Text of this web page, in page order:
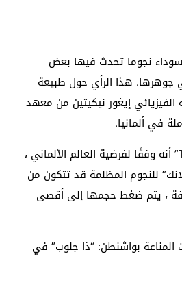
نجوما تحدث فيها بعض
جوهرها. هذا الرأي حول طبيعة
الفيزيائي إيغور نيكيتين من معهد
في ألمانيا.
وأفاد موقع “TV Zvezda” أنه وفقًا لفرضية العالم الألماني ،
للنجوم المظلمة قد تتكون من
، يتم ضغط حجمها إلى أقصى
بواشنطن: “ذا جلوب” في